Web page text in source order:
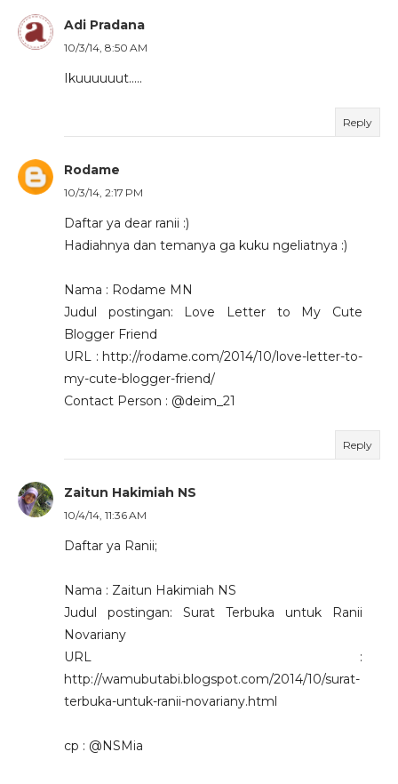
Adi Pradana
10/3/14, 8:50 AM
Ikuuuuuut.....
Reply
Rodame
10/3/14, 2:17 PM
Daftar ya dear ranii :)
Hadiahnya dan temanya ga kuku ngeliatnya :)
Nama : Rodame MN
Judul postingan: Love Letter to My Cute
Blogger Friend
URL : http://rodame.com/2014/10/love-letter-to-
my-cute-blogger-friend/
Contact Person : @deim_21
Reply
Zaitun Hakimiah NS
10/4/14, 11:36 AM
Daftar ya Ranii;
Nama : Zaitun Hakimiah NS
Judul postingan: Surat Terbuka untuk Ranii
Novariany
URL :
http://wamubutabi.blogspot.com/2014/10/surat-
terbuka-untuk-ranii-novariany.html
cp : @NSMia